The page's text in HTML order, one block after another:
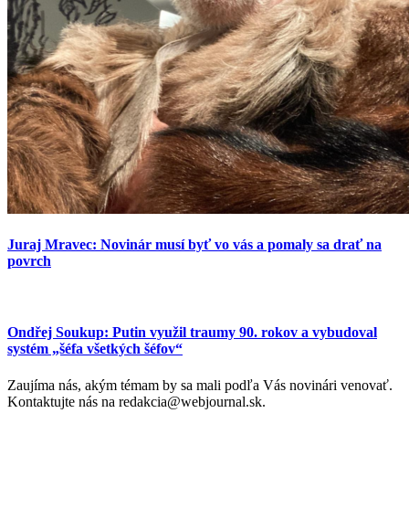
Juraj Mravec: Novinár musí byť vo vás a pomaly sa drať na
povrch
Ondřej Soukup: Putin využil traumy 90. rokov a vybudoval
systém „šéfa všetkých šéfov“
Zaujíma nás, akým témam by sa mali podľa Vás novinári venovať.
Kontaktujte nás na redakcia@webjournal.sk.